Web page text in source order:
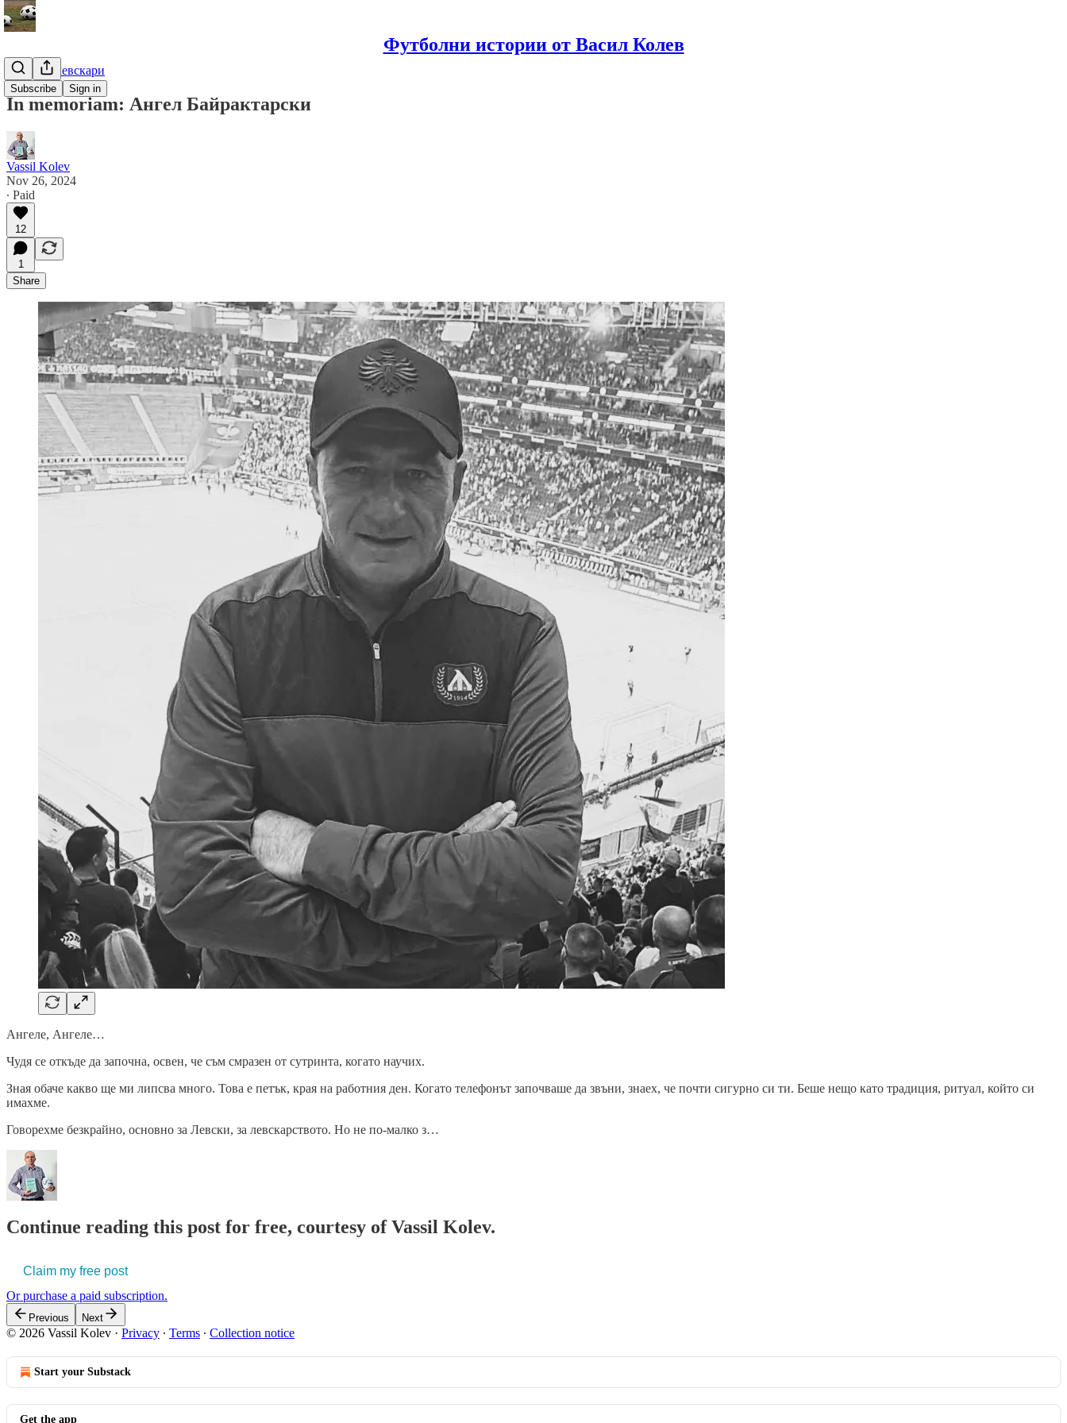
Футболни истории от Васил Колев
Subscribe Sign in
Гурме за левскари
In memoriam: Ангел Байрактарски
Vassil Kolev
Nov 26, 2024
∙ Paid
12
1
Share
Ангеле, Ангеле…
Чудя се откъде да започна, освен, че съм смразен от сутринта, когато научих.
Зная обаче какво ще ми липсва много. Това е петък, края на работния ден. Когато телефонът започваше да звъни, знаех, че почти сигурно си ти. Беше нещо като традиция, ритуал, който си
имахме.
Говорехме безкрайно, основно за Левски, за левскарството. Но не по-малко з…
Continue reading this post for free, courtesy of Vassil Kolev.
Claim my free post
Or purchase a paid subscription.
Previous Next
© 2026 Vassil Kolev · Privacy ∙ Terms ∙ Collection notice
Start your Substack
Get the app